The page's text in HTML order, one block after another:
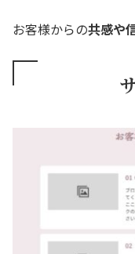
お客様からの共感や